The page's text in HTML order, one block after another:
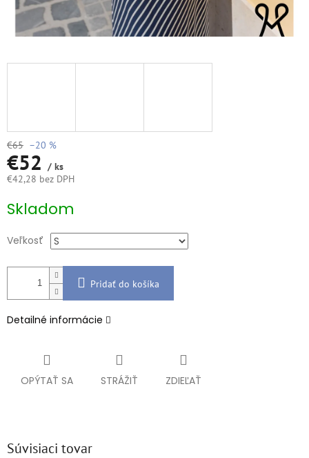
€65 –20 %
€52 / ks
€42,28 bez DPH
cena:
Skladom
Veľkosť
Pridať do košíka
Detailné informácie
OPÝTAŤ SA STRÁŽIŤ ZDIEĽAŤ
Súvisiaci tovar